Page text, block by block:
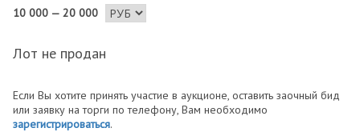
10 000 — 20 000
Лот не продан
Если Вы хотите принять участие в аукционе, оставить заочный бид
или заявку на торги по телефону, Вам необходимо
зарегистрироваться.